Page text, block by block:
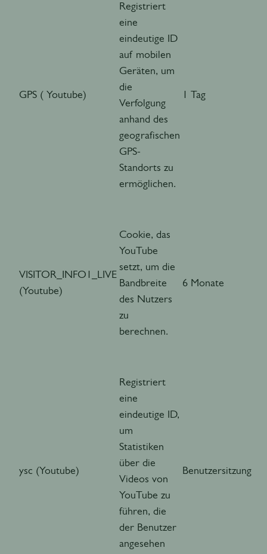
GPS ( Youtube)
Registriert
eine
eindeutige ID
auf mobilen
Geräten, um
die
Verfolgung
anhand des
geografischen
GPS-
Standorts zu
ermöglichen.
1 Tag
VISITOR_INFO1_LIVE
(Youtube)
Cookie, das
YouTube
setzt, um die
Bandbreite
des Nutzers
zu
berechnen.
6 Monate
ysc (Youtube)
Registriert
eine
eindeutige ID,
um
Statistiken
über die
Videos von
YouTube zu
führen, die
der Benutzer
angesehen
Benutzersitzung